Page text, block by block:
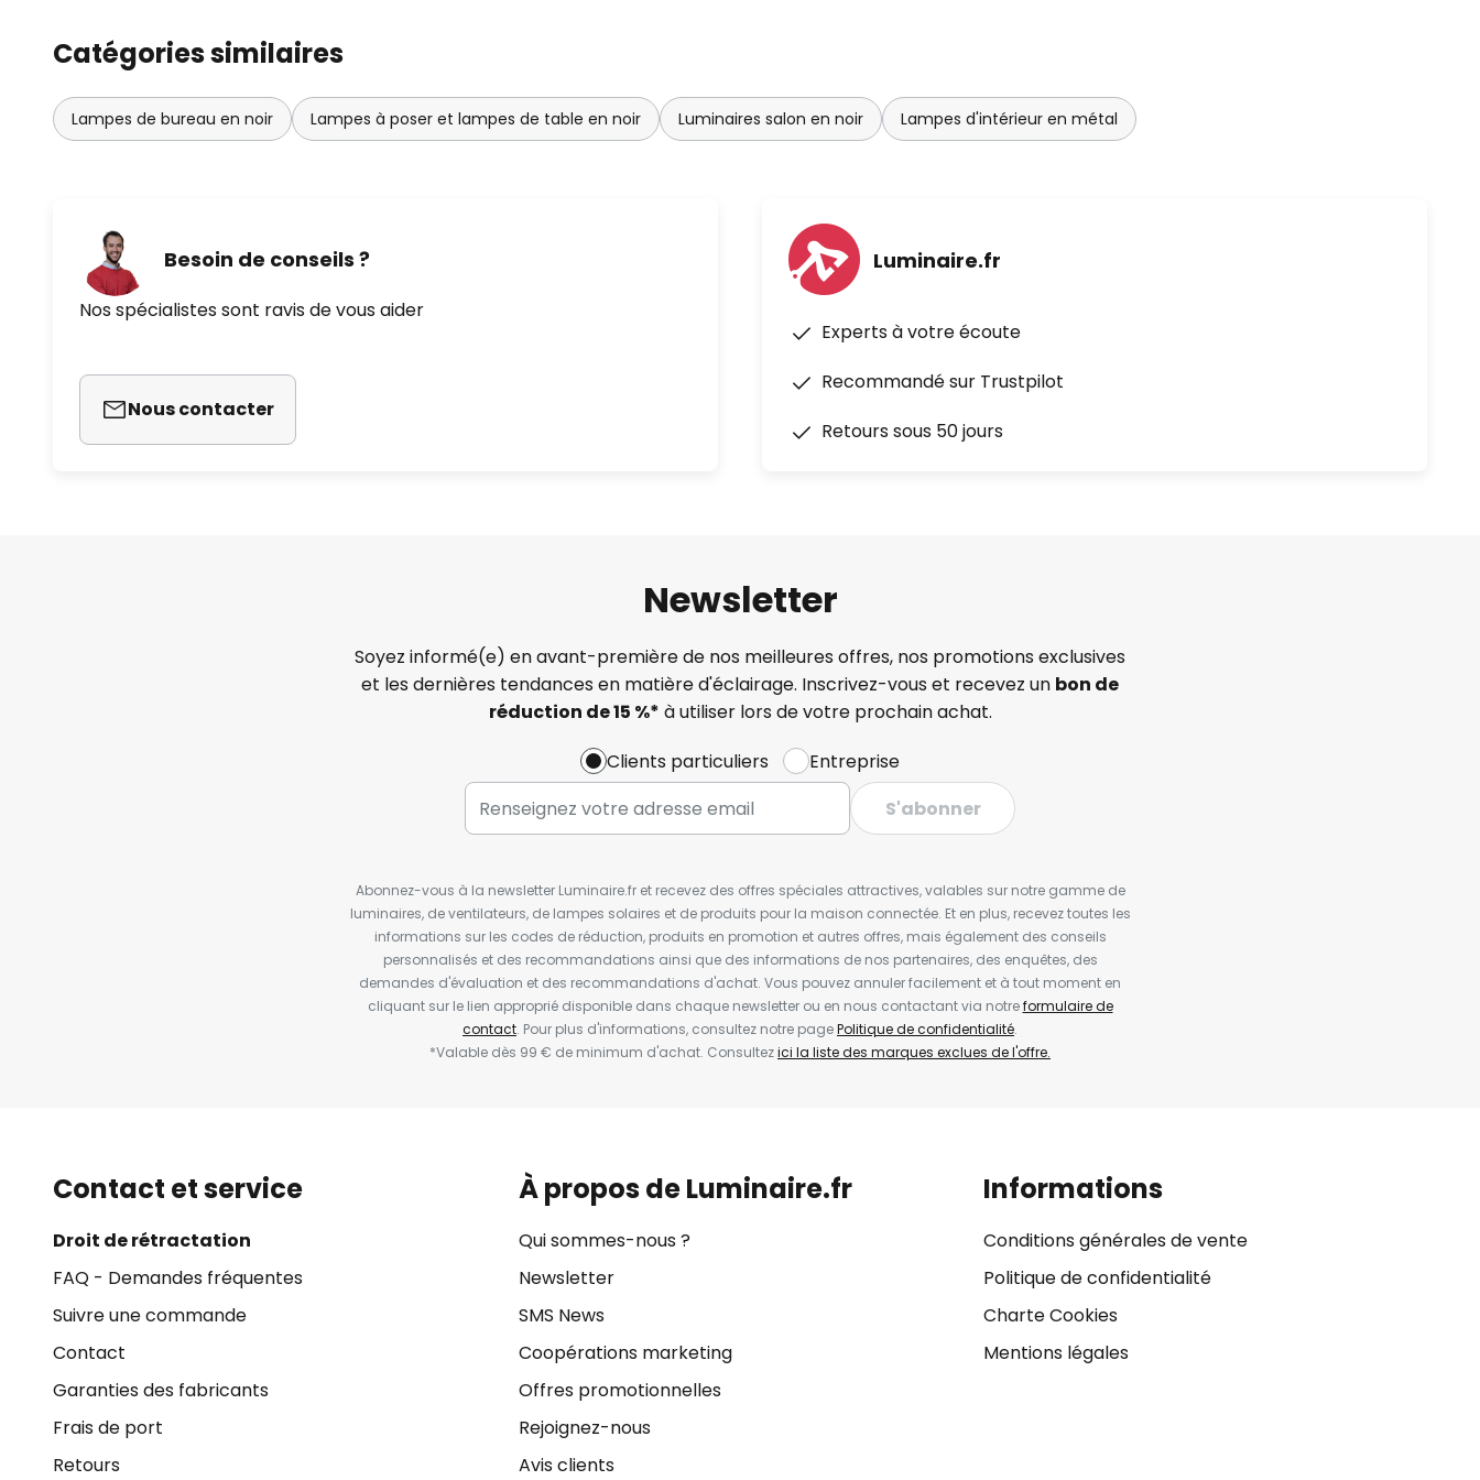
Catégories similaires
Lampes de bureau en noir Lampes à poser et lampes de table en noir Luminaires salon en noir Lampes d'intérieur en métal
Besoin de conseils ?
Nos spécialistes sont ravis de vous aider
Nous contacter
Luminaire.fr
Experts à votre écoute
Recommandé sur Trustpilot
Retours sous 50 jours
Newsletter
Soyez informé(e) en avant-première de nos meilleures offres, nos promotions exclusives
et les dernières tendances en matière d'éclairage. Inscrivez-vous et recevez un bon de
réduction de 15 %* à utiliser lors de votre prochain achat.
Clients particuliers
Entreprise
S'abonner
Abonnez-vous à la newsletter Luminaire.fr et recevez des offres spéciales attractives, valables sur notre gamme de
luminaires, de ventilateurs, de lampes solaires et de produits pour la maison connectée. Et en plus, recevez toutes les
informations sur les codes de réduction, produits en promotion et autres offres, mais également des conseils
personnalisés et des recommandations ainsi que des informations de nos partenaires, des enquêtes, des
demandes d'évaluation et des recommandations d'achat. Vous pouvez annuler facilement et à tout moment en
cliquant sur le lien approprié disponible dans chaque newsletter ou en nous contactant via notreformulaire de
contact. Pour plus d'informations, consultez notre pagePolitique de confidentialité.
*Valable dès 99 € de minimum d'achat. Consultezici la liste des marques exclues de l'offre.
Contact et service
Droit de rétractation
FAQ - Demandes fréquentes
Suivre une commande
Contact
Garanties des fabricants
Frais de port
Retours
À propos de Luminaire.fr
Qui sommes-nous ?
Newsletter
SMS News
Coopérations marketing
Offres promotionnelles
Rejoignez-nous
Avis clients
Informations
Conditions générales de vente
Politique de confidentialité
Charte Cookies
Mentions légales